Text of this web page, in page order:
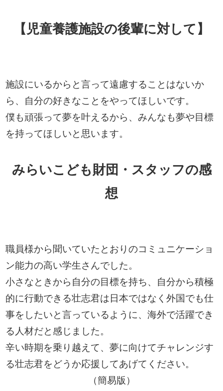
【児童養護施設の後輩に対して】
施設にいるからと言って遠慮することはないか
ら、自分の好きなことをやってほしいです。
僕も頑張って夢を叶えるから、みんなも夢や目標
を持ってほしいと思います。
みらいこども財団・スタッフの感
想
職員様から聞いていたとおりのコミュニケーショ
ン能力の高い学生さんでした。
小さなときから自分の目標を持ち、自分から積極
的に行動できる壮志君は日本ではなく外国でも仕
事をしたいと言っているように、海外で活躍でき
る人材だと感じました。
辛い時期を乗り越えて、夢に向けてチャレンジす
る壮志君をどうか応援してあげてください。
（簡易版）